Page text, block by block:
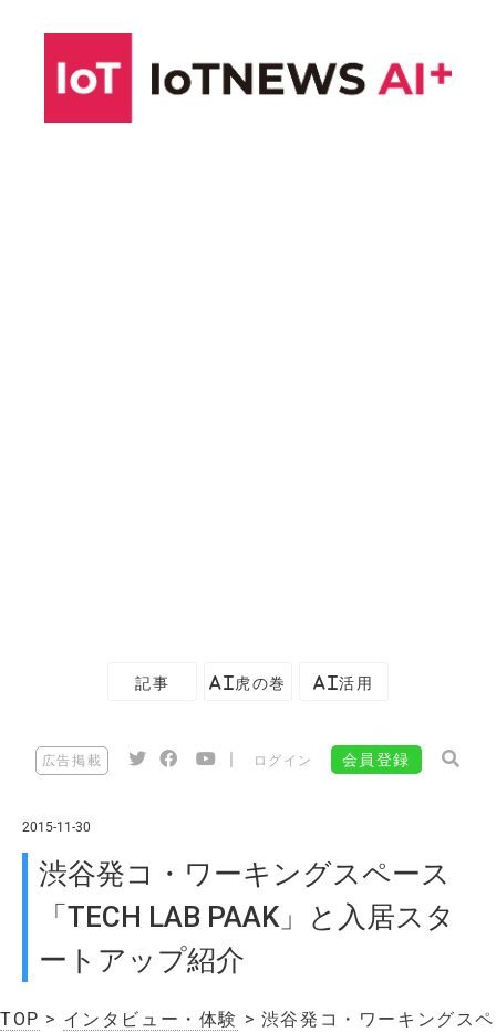
記事 AI虎の巻 AI活用
広告掲載 ログイン 会員登録
2015-11-30
渋谷発コ・ワーキングスペース
「TECH LAB PAAK」と入居スタ
ートアップ紹介
TOP > インタビュー・体験 > 渋谷発コ・ワーキングスペ